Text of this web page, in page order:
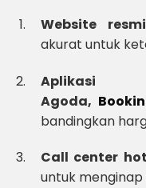
Website
akurat untuk
Aplikasi
Agoda,
bandingkan
Call center
untuk menginap